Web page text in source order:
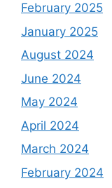
February 2025
January 2025
August 2024
June 2024
May 2024
April 2024
March 2024
February 2024